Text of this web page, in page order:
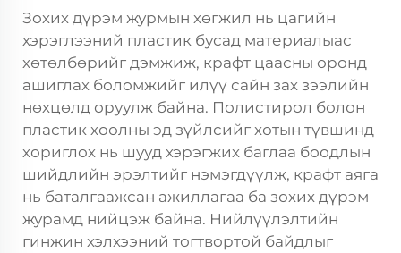
Зохих дүрэм журмын хөгжил нь цагийн
хэрэглээний пластик бусад материалыас
хөтөлбөрийг дэмжиж, крафт цаасны оронд
ашиглах боломжийг илүү сайн зах зээлийн
нөхцөлд оруулж байна. Полистирол болон
пластик хоолны эд зүйлсийг хотын түвшинд
хориглох нь шууд хэрэгжих баглаа боодлын
шийдлийн эрэлтийг нэмэгдүүлж, крафт аяга
нь баталгаажсан ажиллагаа ба зохих дүрэм
журамд нийцэж байна. Нийлүүлэлтийн
гинжин хэлхээний тогтвортой байдлыг